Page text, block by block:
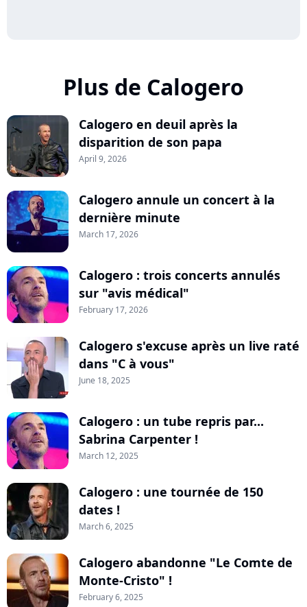
Plus de Calogero
Calogero en deuil après la
disparition de son papa
April 9, 2026
Calogero annule un concert à la
dernière minute
March 17, 2026
Calogero : trois concerts annulés
sur "avis médical"
February 17, 2026
Calogero s'excuse après un live raté
dans "C à vous"
June 18, 2025
Calogero : un tube repris par...
Sabrina Carpenter !
March 12, 2025
Calogero : une tournée de 150
dates !
March 6, 2025
Calogero abandonne "Le Comte de
Monte-Cristo" !
February 6, 2025